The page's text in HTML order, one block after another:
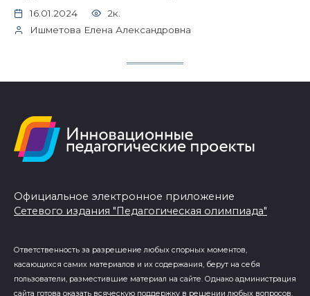
16.01.2024
2к.
Ишметова Елена Александровна
Официальное электронное приложение
Сетевого издания "Педагогическая олимпиада"
Ответственность за разрешение любых спорных моментов,
касающихся самих материалов и их содержания, берут на себя
пользователи, разместившие материал на сайте. Однако администрация
сайта готова оказать всяческую поддержку в решении любых вопросов,